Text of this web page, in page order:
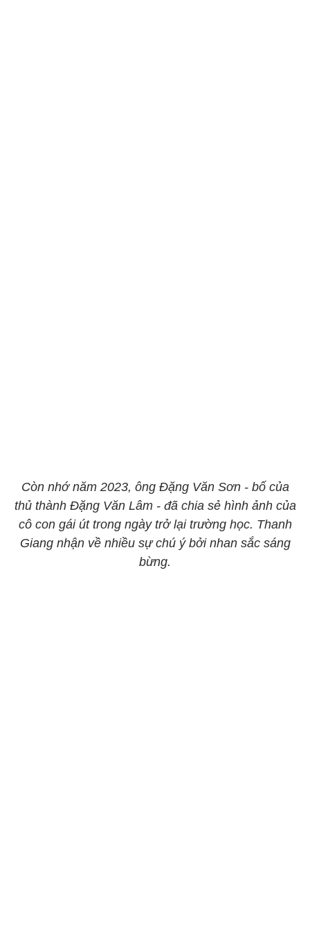
Còn nhớ năm 2023, ông Đặng Văn Sơn - bố của
thủ thành Đặng Văn Lâm - đã chia sẻ hình ảnh của
cô con gái út trong ngày trở lại trường học. Thanh
Giang nhận về nhiều sự chú ý bởi nhan sắc sáng
bừng.